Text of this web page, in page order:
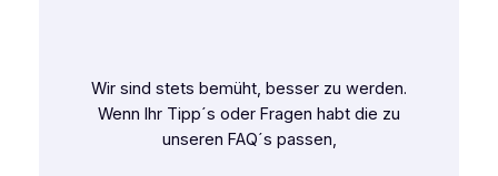
Wir sind stets bemüht, besser zu werden.
Wenn Ihr Tipp´s oder Fragen habt die zu
unseren FAQ´s passen,